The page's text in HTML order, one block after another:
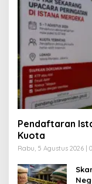
Pendaftaran
Kuota
Rabu, 5 Agustus 2026 |